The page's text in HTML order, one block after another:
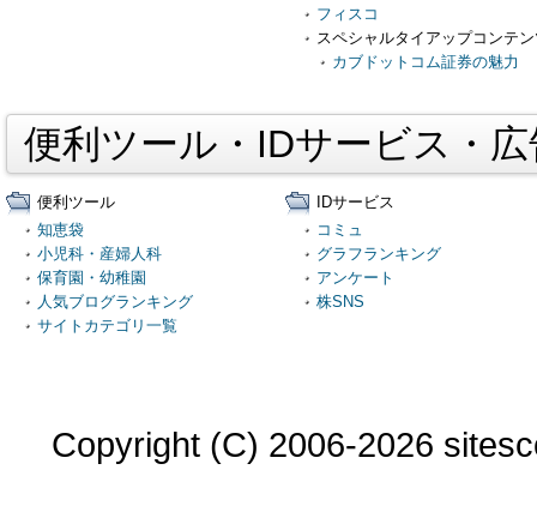
フィスコ
スペシャルタイアップコンテ
カブドットコム証券の魅力
便利ツール・IDサービス・
便利ツール
知恵袋
小児科・産婦人科
保育園・幼稚園
人気ブログランキング
サイトカテゴリ一覧
IDサービス
コミュ
グラフランキング
アンケート
株SNS
Copyright (C) 2006-2026